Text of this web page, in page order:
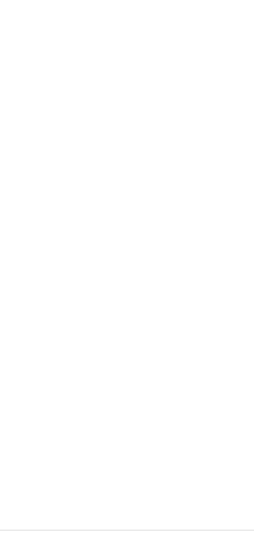
СЕГОДНЯ»